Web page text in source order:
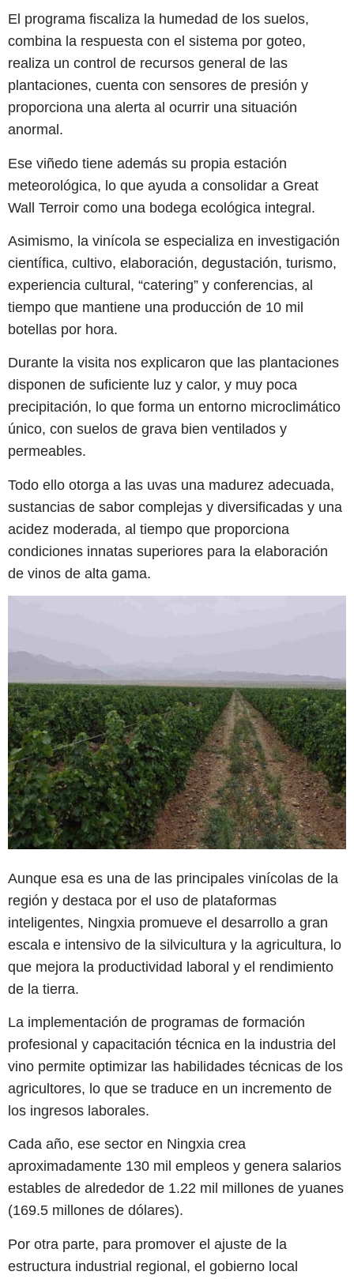
El programa fiscaliza la humedad de los suelos,
combina la respuesta con el sistema por goteo,
realiza un control de recursos general de las
plantaciones, cuenta con sensores de presión y
proporciona una alerta al ocurrir una situación
anormal.
Ese viñedo tiene además su propia estación
meteorológica, lo que ayuda a consolidar a Great
Wall Terroir como una bodega ecológica integral.
Asimismo, la vinícola se especializa en investigación
científica, cultivo, elaboración, degustación, turismo,
experiencia cultural, “catering” y conferencias, al
tiempo que mantiene una producción de 10 mil
botellas por hora.
Durante la visita nos explicaron que las plantaciones
disponen de suficiente luz y calor, y muy poca
precipitación, lo que forma un entorno microclimático
único, con suelos de grava bien ventilados y
permeables.
Todo ello otorga a las uvas una madurez adecuada,
sustancias de sabor complejas y diversificadas y una
acidez moderada, al tiempo que proporciona
condiciones innatas superiores para la elaboración
de vinos de alta gama.
Aunque esa es una de las principales vinícolas de la
región y destaca por el uso de plataformas
inteligentes, Ningxia promueve el desarrollo a gran
escala e intensivo de la silvicultura y la agricultura, lo
que mejora la productividad laboral y el rendimiento
de la tierra.
La implementación de programas de formación
profesional y capacitación técnica en la industria del
vino permite optimizar las habilidades técnicas de los
agricultores, lo que se traduce en un incremento de
los ingresos laborales.
Cada año, ese sector en Ningxia crea
aproximadamente 130 mil empleos y genera salarios
estables de alrededor de 1.22 mil millones de yuanes
(169.5 millones de dólares).
Por otra parte, para promover el ajuste de la
estructura industrial regional, el gobierno local